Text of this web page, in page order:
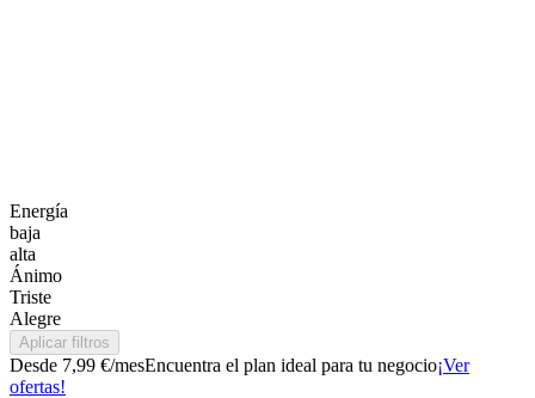
Energía
baja
alta
Ánimo
Triste
Alegre
Aplicar filtros
Desde 7,99 €/mesEncuentra el plan ideal para tu negocio¡Ver
ofertas!